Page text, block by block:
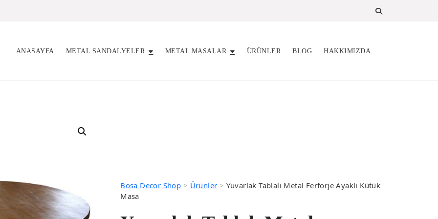
ANASAYFA METAL SANDALYELER METAL MASALAR ÜRÜNLER BLOG HAKKIMIZDA
Bosa Decor Shop > Ürünler > Yuvarlak Tablalı Metal Ferforje Ayaklı Kütük
Masa